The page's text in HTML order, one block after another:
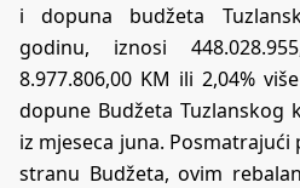
i dopuna budžeta
godinu, iznosi
8.977.806,00 KM ili 2,04%
dopune Budžeta Tuzlanskog
iz mjeseca juna.
stranu Budžeta, ovim